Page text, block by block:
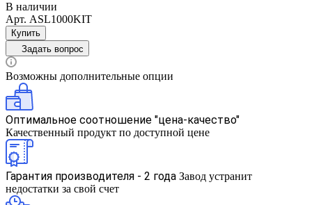
В наличии
Арт. ASL1000KIT
Купить
Задать вопрос
Возможны дополнительные опции
Оптимальное соотношение "цена-качество"
Качественный продукт по доступной цене
Гарантия производителя - 2 года Завод устранит
недостатки за свой счет